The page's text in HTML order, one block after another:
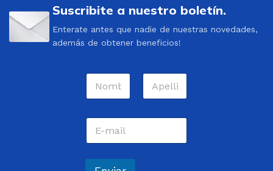
Suscribite a nuestro boletín.
Enterate antes que nadie de nuestras novedades,
además de obtener beneficios!
N
m
*
C
r
r